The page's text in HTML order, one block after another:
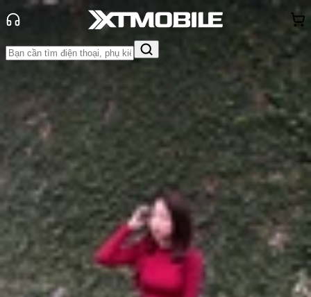
Tin tức
Tin Mới
Tin Mới
Đánh Giá - Trên Tay So Sánh Tư vấn
Khuyến
mãiThủ thuật Hỏi đáp App - Game Thông báo
Khách
hàng - Sự kiện
Redmi Note 13, Note 13 Pro và Note
13 Pro Plus chính thức ra mắt
Anh Thư
Ngày đăng:
22/09/2023